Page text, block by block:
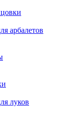
арбалетов
луков